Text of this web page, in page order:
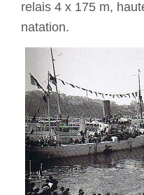
relais 4 x 175 m,
natation.